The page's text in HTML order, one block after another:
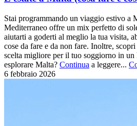
Stai programmando un viaggio estivo a
Mediterraneo offre un mix perfetto di
aiutarti a goderti al meglio la tua visita,
cose da fare e da non fare. Inoltre,
scelta migliore per il tuo soggiorno in un
esplorare Malta? Continua a leggere...
6 febbraio 2026